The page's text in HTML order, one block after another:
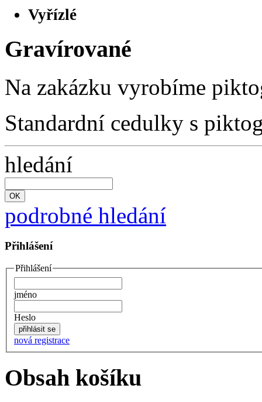
Vyřízlé
Gravírované
Na zakázku vyrobíme
Standardní cedulky s
hledání
podrobné hledání
Přihlášení
Přihlášení
jméno
Heslo
nová registrace
Obsah košíku